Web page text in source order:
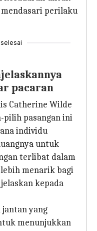
perilaku
selesai
pacaran
Catherine Wilde
pilih pasangan ini
individu
untuk
terlibat dalam
menarik bagi
kepada
jantan yang
menunjukkan